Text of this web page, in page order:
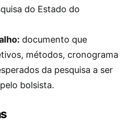
do Estado do
documento que
métodos, cronograma
da pesquisa a ser
bolsista.